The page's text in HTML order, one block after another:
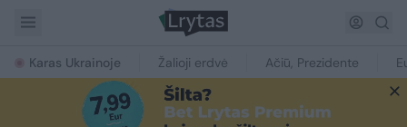
Karas Ukrainoje Žalioji erdvė Ačiū, Prezidente